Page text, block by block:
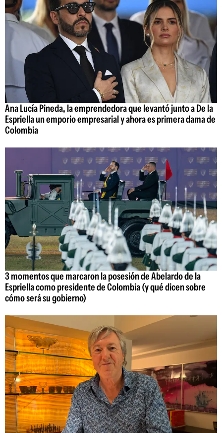
Ana Lucía Pineda, la emprendedora que levantó junto a De la
Espriella un emporio empresarial y ahora es primera dama de
Colombia
3 momentos que marcaron la posesión de Abelardo de la
Espriella como presidente de Colombia (y qué dicen sobre
cómo será su gobierno)